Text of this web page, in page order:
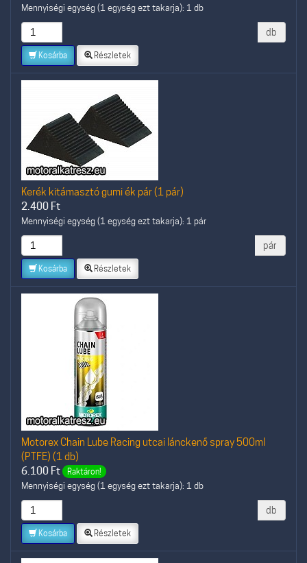
Mennyiségi egység (1 egység ezt takarja): 1 db
db
Kosárba Részletek
Kerék kitámasztó gumi ék pár (1 pár)
2.400 Ft
Mennyiségi egység (1 egység ezt takarja): 1 pár
pár
Kosárba Részletek
Motorex Chain Lube Racing utcai lánckenő spray 500ml
(PTFE) (1 db)
6.100 Ft Raktáron!
Mennyiségi egység (1 egység ezt takarja): 1 db
db
Kosárba Részletek